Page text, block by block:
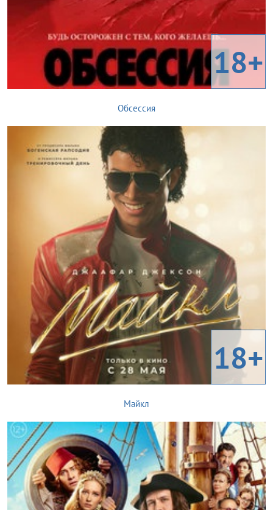
18+
Обсессия
18+
Майкл